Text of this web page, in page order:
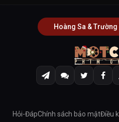
Hoàng Sa &
Hỏi-ĐápChính sách bảo mậtĐiều